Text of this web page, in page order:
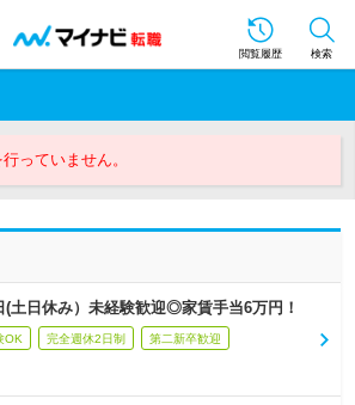
閲覧履歴 検索
っていません。
(土日休み）未経験歓迎◎家賃手当6万円！
OK 完全週休2日制 第二新卒歓迎